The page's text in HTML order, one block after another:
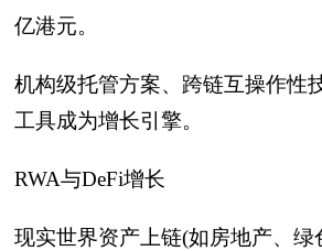
亿港元。
机构级托管方案、跨链互操作性
工具成为增长引擎。
RWA与DeFi增长
现实世界资产上链(如房地产、绿